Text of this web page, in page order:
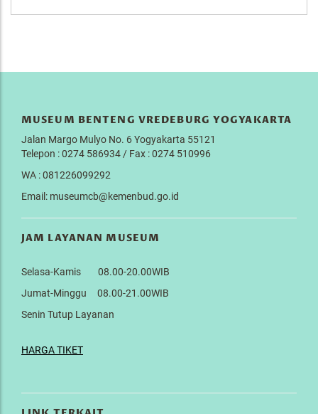
MUSEUM BENTENG VREDEBURG YOGYAKARTA
Jalan Margo Mulyo No. 6 Yogyakarta 55121
Telepon : 0274 586934 / Fax : 0274 510996
WA : 081226099292
Email: museumcb@kemenbud.go.id
JAM LAYANAN MUSEUM
Selasa-Kamis 08.00-20.00WIB
Jumat-Minggu 08.00-21.00WIB
Senin Tutup Layanan
HARGA TIKET